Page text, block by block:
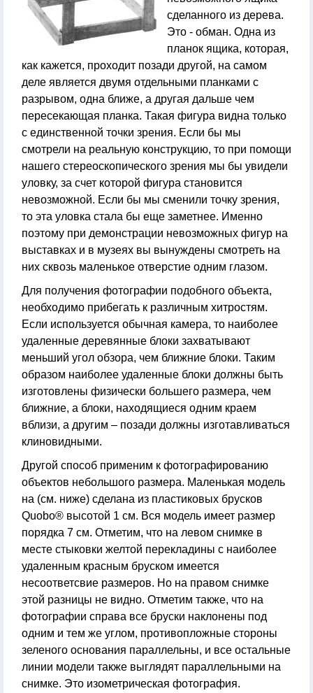
сделанного из дерева.
Это - обман. Одна из
планок ящика, которая,
как кажется, проходит позади другой, на самом
деле является двумя отдельными планками с
разрывом, одна ближе, а другая дальше чем
пересекающая планка. Такая фигура видна только
с единственной точки зрения. Если бы мы
смотрели на реальную конструкцию, то при помощи
нашего стереоскопического зрения мы бы увидели
уловку, за счет которой фигура становится
невозможной. Если бы мы сменили точку зрения,
то эта уловка стала бы еще заметнее. Именно
поэтому при демонстрации невозможных фигур на
выставках и в музеях вы вынуждены смотреть на
них сквозь маленькое отверстие одним глазом.
Для получения фотографии подобного объекта,
необходимо прибегать к различным хитростям.
Если используется обычная камера, то наиболее
удаленные деревянные блоки захватывают
меньший угол обзора, чем ближние блоки. Таким
образом наиболее удаленные блоки должны быть
изготовлены физически большего размера, чем
ближние, а блоки, находящиеся одним краем
вблизи, а другим – позади должны изготавливаться
клиновидными.
Другой способ применим к фотографированию
объектов небольшого размера. Маленькая модель
на (см. ниже) сделана из пластиковых брусков
Quobo® высотой 1 см. Вся модель имеет размер
порядка 7 см. Отметим, что на левом снимке в
месте стыковки желтой перекладины с наиболее
удаленным красным бруском имеется
несоответсвие размеров. Но на правом снимке
этой разницы не видно. Отметим также, что на
фотографии справа все бруски наклонены под
одним и тем же углом, противопложные стороны
зеленого основания параллельны, и все остальные
линии модели также выглядят параллельными на
снимке. Это изометрическая фотография.